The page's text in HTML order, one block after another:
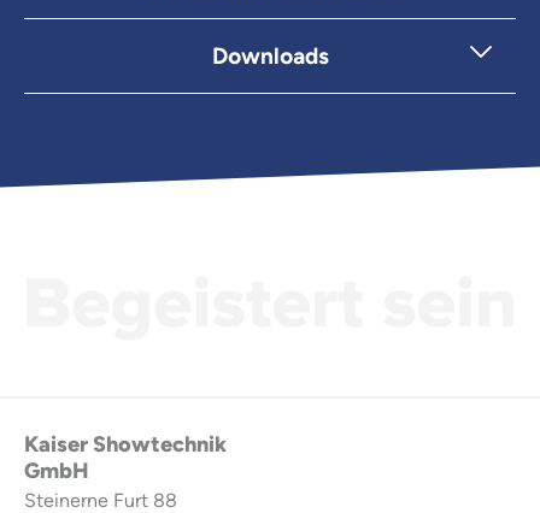
Downloads
Kaiser Showtechnik
GmbH
Steinerne Furt 88